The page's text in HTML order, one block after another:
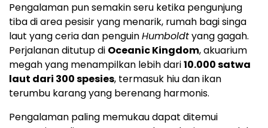
Pengalaman pun semakin seru ketika pengunjung
tiba di area pesisir yang menarik, rumah bagi singa
laut yang ceria dan penguinHumboldtyang gagah.
Perjalanan ditutup di Oceanic Kingdom, akuarium
megah yang menampilkan lebih dari10.000 satwa
laut dari 300 spesies, termasuk hiu dan ikan
terumbu karang yang berenang harmonis.
Pengalaman paling memukau dapat ditemui